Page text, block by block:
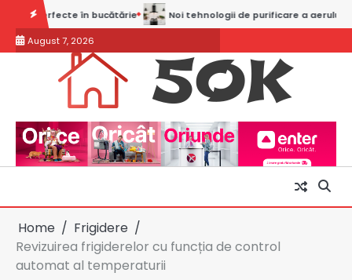
aerului în hote pentru bucătărie Comparație între mașinile de
August 7, 2026
Home
Frigidere
Revizuirea frigiderelor cu funcția de control
automat al temperaturii